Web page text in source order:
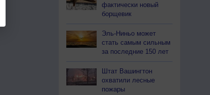
фактически новый
борщевик
Эль-Ниньо может
стать самым сильным
за последние 150 лет
Штат Вашингтон
охватили лесные
пожары